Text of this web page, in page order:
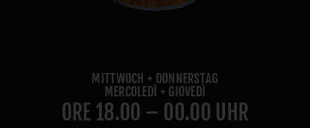
MITTWOCH + DONNERSTAG
MERCOLEDÌ + GIOVEDÌ
ORE 18.00 – 00.00 UHR